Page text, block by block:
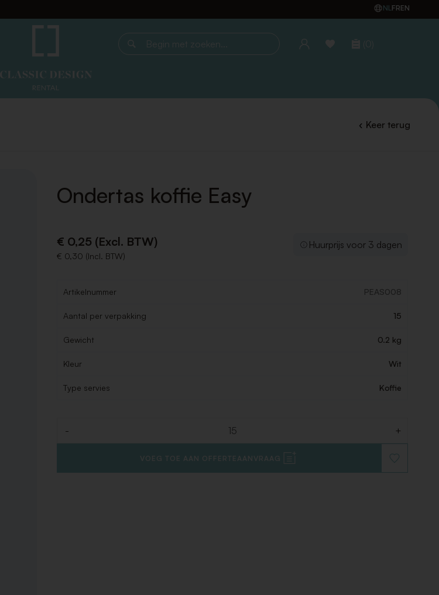
NLFREN
Begin met zoeken... (0)
Keer terug
Ondertas koffie Easy
€ 0,25 (Excl. BTW)
€ 0,30 (Incl. BTW)
Huurprijs voor 3 dagen
Artikelnummer PEAS008
Aantal per verpakking 15
Gewicht 0.2 kg
Kleur Wit
Type servies Koffie
- +
VOEG TOE AAN OFFERTEAANVRAAG
TOE